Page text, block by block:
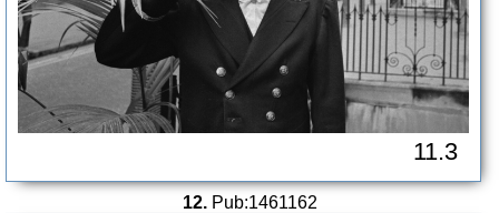
11.3
12.Pub:1461162